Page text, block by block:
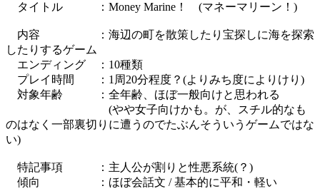
タイトル ：Money Marine！ (マネーマリーン！)
内容 ：海辺の町を散策したり宝探しに海を探索
したりするゲーム
エンディング ：10種類
プレイ時間 ：1周20分程度？(よりみち度によりけり)
対象年齢 ：全年齢、ほぼ一般向けと思われる
(やや女子向けかも。が、スチル的なも
のはなく一部裏切りに遭うのでたぶんそういうゲームではな
い)
特記事項 ：主人公が割りと性悪系統(？)
傾向 ：ほぼ会話文 / 基本的に平和・軽い